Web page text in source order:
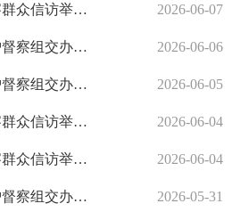
2026-06-07
中央生态环境保护督察群众信访举报转办和边督边改公开情况（第二十批）
2026-06-06
中央第三生态环境保护督察组交办大兴安岭地区第二十九批群众信访举报案件
2026-06-05
中央第三生态环境保护督察组交办大兴安岭地区第二十八批群众信访举报案件
2026-06-04
中央生态环境保护督察群众信访举报转办和边督边改公开情况（第十六批）
2026-06-04
中央生态环境保护督察群众信访举报转办和边督边改公开情况（第十五批）
2026-05-31
中央第三生态环境保护督察组交办大兴安岭地区第二十三批群众信访举报案件